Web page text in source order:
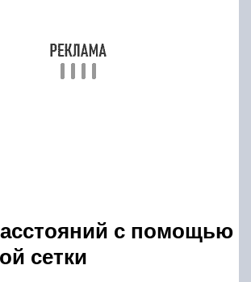
с помощью
сетки